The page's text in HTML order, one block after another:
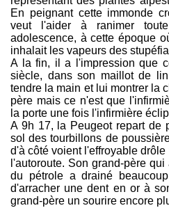
En peignant cette immonde
veut l'aider à ranimer
adolescence, à cette époque
inhalait les vapeurs des
A la fin, il a l'impression que
siècle, dans son maillot de
tendre la main et lui montrer la
père mais ce n'est que
la porte une fois l'infirmière
A 9h 17, la Peugeot repart de
sol des tourbillons de
d'à côté voient l'effroyable
l'autoroute. Son grand-père
du pétrole a drainé
d'arracher une dent en or à
grand-père un sourire encore